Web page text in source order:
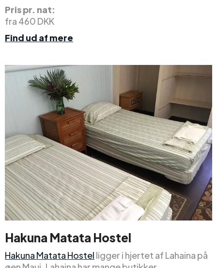
Pris pr. nat:
fra 460 DKK
Find ud af mere
Hakuna Matata Hostel
Hakuna Matata Hostel ligger i hjertet af Lahaina på